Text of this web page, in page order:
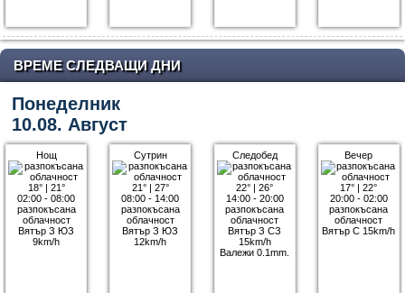
ВРЕМЕ СЛЕДВАЩИ ДНИ
Понеделник
10.08. Август
Нощ
18°| 21°
02:00 - 08:00
разпокъсана
облачност
Вятър З ЮЗ
9km/h
Сутрин
21°| 27°
08:00 - 14:00
разпокъсана
облачност
Вятър З ЮЗ
12km/h
Следобед
22° |26°
14:00 - 20:00
разпокъсана
облачност
Вятър З СЗ
15km/h
Валежи 0.1mm.
Вечер
17° |22°
20:00 - 02:00
разпокъсана
облачност
Вятър С 15km/h